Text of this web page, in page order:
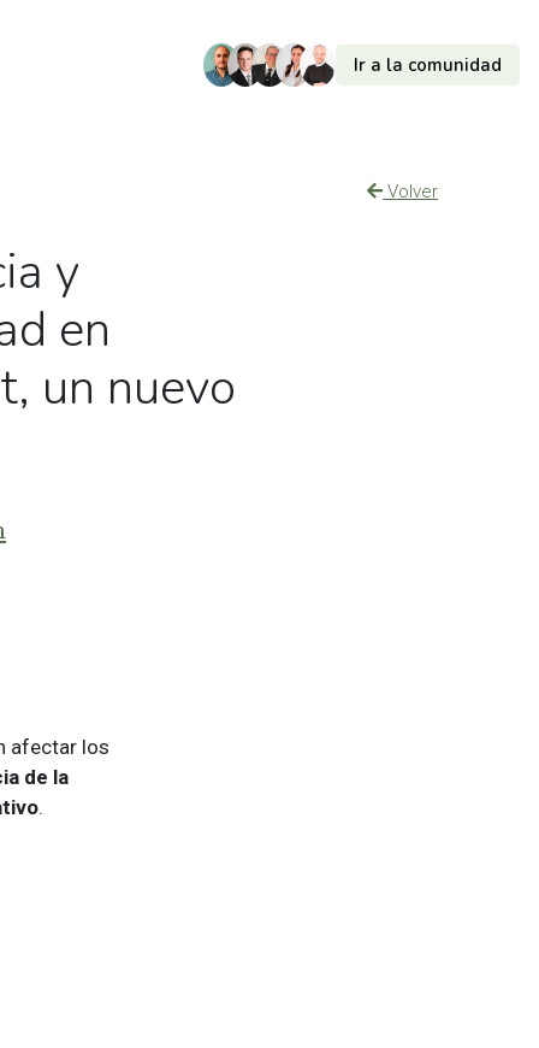
Ir a la comunidad
Volver
y
en
un nuevo
afectar los
de la
.